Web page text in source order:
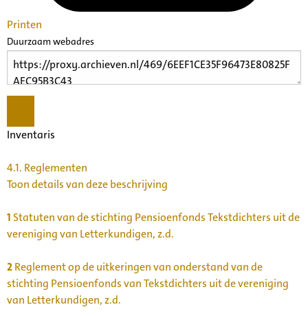
Printen
Duurzaam webadres
Inventaris
4.1. Reglementen
Toon details van deze beschrijving
1 Statuten van de stichting Pensioenfonds Tekstdichters uit de
vereniging van Letterkundigen, z.d.
2Reglement op de uitkeringen van onderstand van de
stichting Pensioenfonds van Tekstdichters uit de vereniging
van Letterkundigen, z.d.